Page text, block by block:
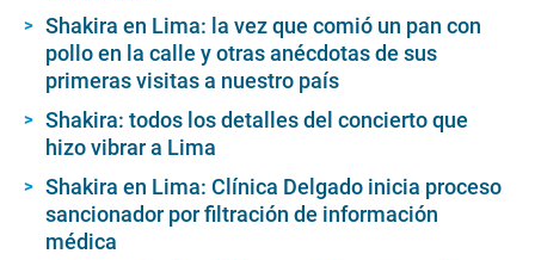
c
Shakira en Lima: la vez que comió un pan con
pollo en la calle y otras anécdotas de sus
primeras visitas a nuestro país
Shakira: todos los detalles del concierto que
hizo vibrar a Lima
Shakira en Lima: Clínica Delgado inicia proceso
sancionador por filtración de información
médica